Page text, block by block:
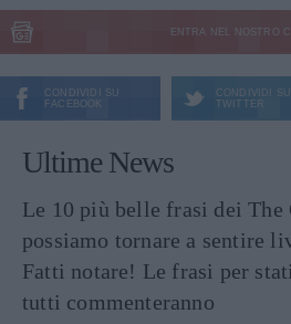
ENTRA NEL NOSTRO
CONDIVIDI SU
FACEBOOK
CONDIVIDI SU
TWITTER
Ultime News
Le 10 più belle frasi dei The
possiamo tornare a sentire
Fatti notare! Le frasi per
tutti commenteranno